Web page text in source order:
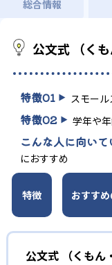
総合情報
公文式 （く
特徴01 スモー
特徴02 学年や
こんな人に向いて
におすすめ
特徴 おすす
公文式 （くもん